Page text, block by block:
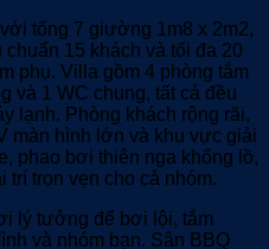
tổng 7 giường 1m8 x 2m2,
15 khách và tối đa 20
phụ. Villa gồm 4 phòng tắm
và 1 WC chung, tất cả đều
lạnh. Phòng khách rộng rãi,
màn hình lớn và khu vực giải
phao bơi thiên nga khổng lồ,
trí trọn vẹn cho cả nhóm.
lý tưởng để bơi lội, tắm
và nhóm bạn. Sân BBQ